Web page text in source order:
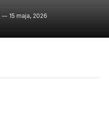
15 maja, 2026